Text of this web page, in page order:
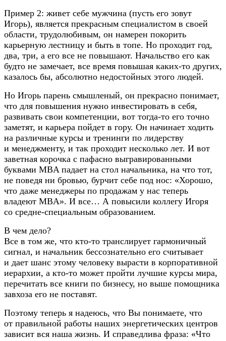
Пример 2: живет себе мужчина (пусть его зовут
Игорь), является прекрасным специалистом в своей
области, трудолюбивым, он намерен покорить
карьерную лестницу и быть в топе. Но проходит год,
два, три, а его все не повышают. Начальство его как
будто не замечает, все время повышая каких-то других,
казалось бы, абсолютно недостойных этого людей.
Но Игорь парень смышленый, он прекрасно понимает,
что для повышения нужно инвестировать в себя,
развивать свои компетенции, вот тогда-то его точно
заметят, и карьера пойдет в гору. Он начинает ходить
на различные курсы и тренинги по лидерству
и менеджменту, и так проходит несколько лет. И вот
заветная корочка с пафасно выгравированными
буквами MBA падает на стол начальника, на что тот,
не поведя ни бровью, бурчит себе под нос: «Хорошо,
что даже менеджеры по продажам у нас теперь
владеют MBA». И все… А повысили коллегу Игоря
со средне-специальным образованием.
В чем дело?
Все в том же, что кто-то транслирует гармоничный
сигнал, и начальник бессознательно его считывает
и дает шанс этому человеку вырасти в корпоративной
иерархии, а кто-то может пройти лучшие курсы мира,
перечитать все книги по бизнесу, но выше помощника
завхоза его не поставят.
Поэтому теперь я надеюсь, что Вы понимаете, что
от правильной работы наших энергетических центров
зависит вся наша жизнь. И справедлива фраза: «Что